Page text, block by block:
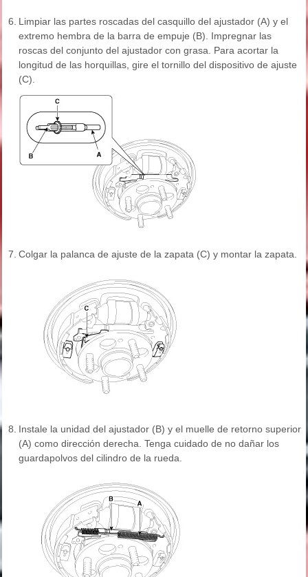
6. Limpiar las partes roscadas del casquillo del ajustador (A) y el
extremo hembra de la barra de empuje (B). Impregnar las
roscas del conjunto del ajustador con grasa. Para acortar la
longitud de las horquillas, gire el tornillo del dispositivo de ajuste
(C).
7. Colgar la palanca de ajuste de la zapata (C) y montar la zapata.
8. Instale la unidad del ajustador (B) y el muelle de retorno superior
(A) como dirección derecha. Tenga cuidado de no dañar los
guardapolvos del cilindro de la rueda.